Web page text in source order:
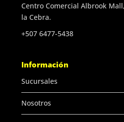
Centro Comercial Albrook
la Cebra.
+507 6477-5438
Información
Sucursales
Nosotros